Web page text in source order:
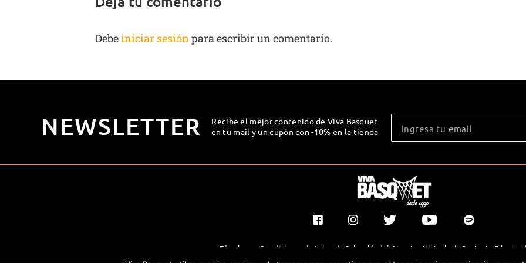
Debeiniciar sesión para escribir un comentario.
NEWSLETTER
Recibe el mejor contenido de Viva Basquet
en tu mail y un cupón con -10% en la tienda
Términos y Condiciones | Aviso de Privacidad | Nuestra Historia | Contacto Directo |